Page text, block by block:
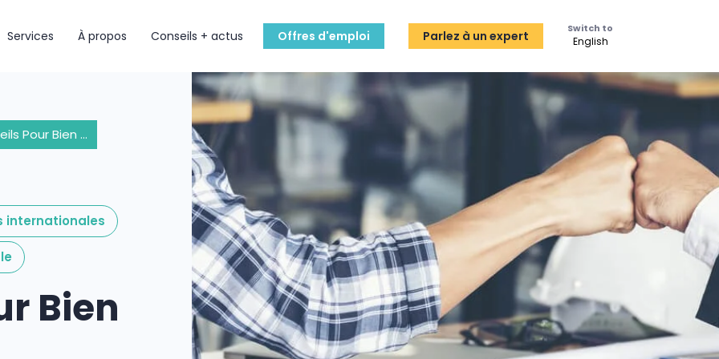
Services À propos Conseils + actus Offres d'emploi Parlez à un expert Switch to
English
5 Conseils Pour Bien Choisir Votre Partenaire de Recrutement
internationales
Bien